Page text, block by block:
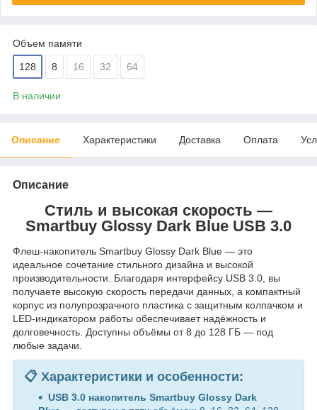
Объем памяти
128 8 16 32 64
В наличии
Описание Характеристики Доставка Оплата
Описание
Стиль и высокая скорость —
Smartbuy Glossy Dark Blue USB 3.0
Флеш-накопитель Smartbuy Glossy Dark Blue — это
идеальное сочетание стильного дизайна и высокой
производительности. Благодаря интерфейсу USB 3.0, вы
получаете высокую скорость передачи данных, а компактный
корпус из полупрозрачного пластика с защитным колпачком и
LED-индикатором работы обеспечивает надёжность и
долговечность. Доступны объёмы от 8 до 128 ГБ — под
любые задачи.
📋 Характеристики и особенности:
USB 3.0 накопитель Smartbuy Glossy Dark